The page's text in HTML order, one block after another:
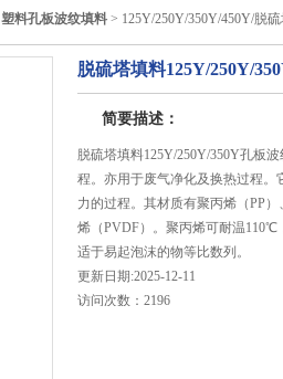
塑料孔板波纹填料 > 125Y/250Y/350Y/450Y/脱
脱硫塔填料125Y/250Y/
简要描述：
脱硫塔填料125Y/250Y/350Y孔板
程。亦用于废气净化及换热过程。
力的过程。其材质有聚丙烯（PP
烯（PVDF）。聚丙烯可耐温
适于易起泡沫的物等比数列。
更新日期:2025-12-11
访问次数：2196